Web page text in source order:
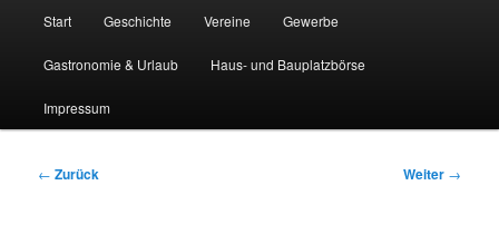
Start Geschichte Vereine Gewerbe
Gastronomie & Urlaub Haus- und Bauplatzbörse
Impressum
Beitragsnavigation
← Zurück Weiter →